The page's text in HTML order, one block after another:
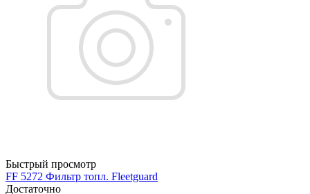
Быстрый просмотр
FF 5272 Фильтр топл. Fleetguard
Достаточно